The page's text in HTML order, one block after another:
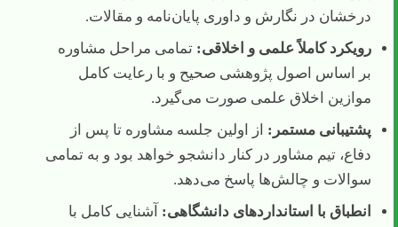
درخشان در نگارش و داوری پایان‌نامه و مقالات.
رویکرد کاملاً علمی و اخلاقی: تمامی مراحل مشاوره
بر اساس اصول پژوهشی صحیح و با رعایت کامل
موازین اخلاق علمی صورت می‌گیرد.
پشتیبانی مستمر: از اولین جلسه مشاوره تا پس از
دفاع، تیم مشاور در کنار دانشجو خواهد بود و به تمامی
سوالات و چالش‌ها پاسخ می‌دهد.
انطباق با استانداردهای دانشگاهی: آشنایی کامل با